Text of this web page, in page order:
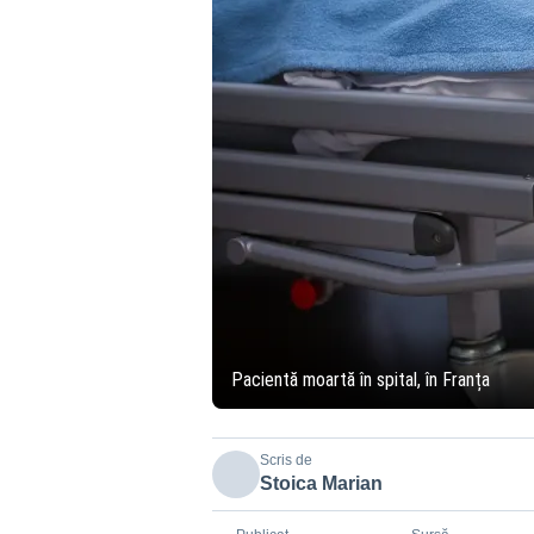
Pacientă moartă în spital, în Franța
Scris de
Stoica Marian